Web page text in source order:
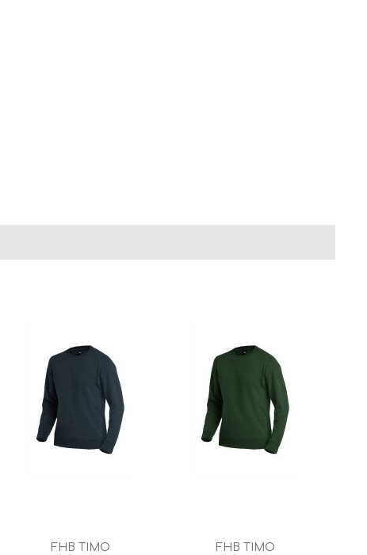
FHB TIMO
FHB TIMO